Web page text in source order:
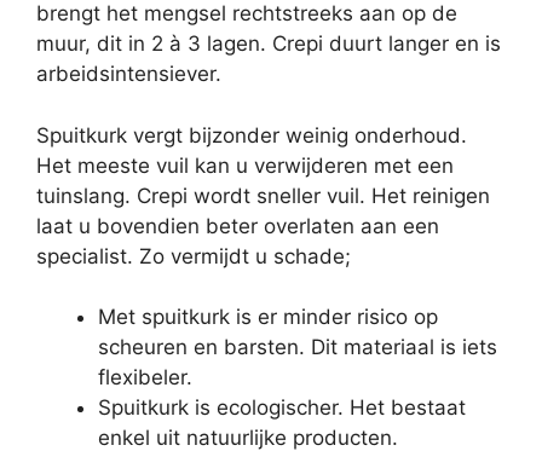
brengt het mengsel rechtstreeks aan op de
muur, dit in 2 à 3 lagen. Crepi duurt langer en is
arbeidsintensiever.
Spuitkurk vergt bijzonder weinig onderhoud.
Het meeste vuil kan u verwijderen met een
tuinslang. Crepi wordt sneller vuil. Het reinigen
laat u bovendien beter overlaten aan een
specialist. Zo vermijdt u schade;
Met spuitkurk is er minder risico op
scheuren en barsten. Dit materiaal is iets
flexibeler.
Spuitkurk is ecologischer. Het bestaat
enkel uit natuurlijke producten.